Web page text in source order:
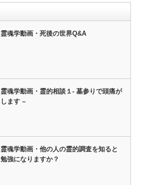
霊魂学動画・死後の世界Q&A
霊魂学動画・霊的相談１- 墓参りで頭痛が
します –
霊魂学動画・他の人の霊的調査を知ると
勉強になりますか？